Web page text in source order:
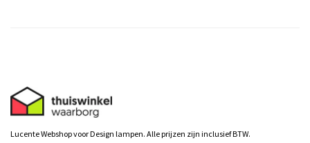
Lucente Webshop voor Design lampen. Alle prijzen zijn inclusief BTW.